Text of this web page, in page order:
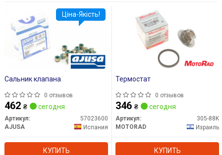
Сальник клапана
0 отзывов
462 ₴ сегодня
Артикул:
57023600
AJUSA
Испания
КУПИТЬ
Ціна-Якість!
Термостат
0 отзывов
346 ₴ сегодня
Артикул:
305-88K
MOTORAD
Израиль
КУПИТЬ